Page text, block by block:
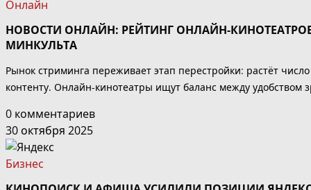
Онлайн
НОВОСТИ ОНЛАЙН: РЕЙТИНГ ОНЛАЙН-
МИНКУЛЬТА
Рынок стриминга переживает этап перестройки: растёт
контенту. Онлайн-кинотеатры ищут баланс между
0 комментариев
30 октября 2025
Бизнес